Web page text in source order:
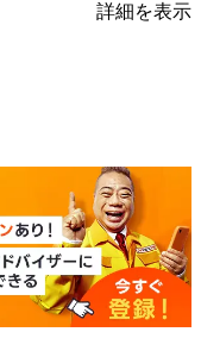
詳細を表示